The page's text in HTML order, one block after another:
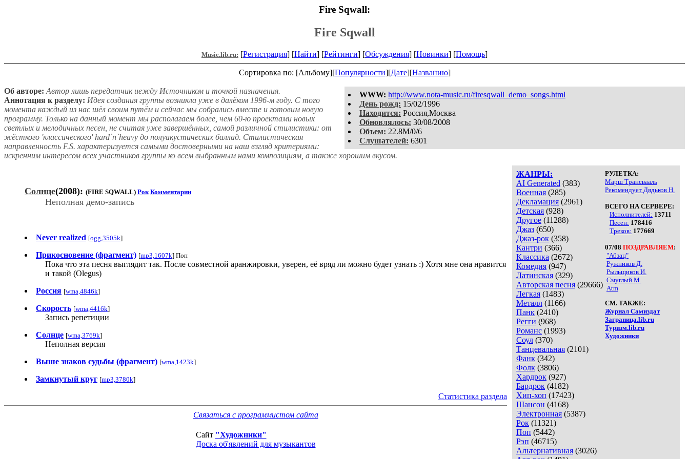
Fire Sqwall:
Fire Sqwall
Music.lib.ru: [Регистрация] [Найти] [Рейтинги] [Обсуждения] [Новинки] [Помощь]
Сортировка по: [Альбому][Популярности][Дате][Названию]
WWW: http://www.nota-music.ru/firesqwall_demo_songs.html
День рожд: 15/02/1996
Находится: Россия,Москва
Обновлялось: 30/08/2008
Объем: 22.8M/0/6
Слушателей: 6301
Об авторе: Автор лишь передатчик иежду Источником и точкой назначения.
Аннотация к разделу: Идея создания группы возникла уже в далёком 1996-м году. С того
момента каждый из нас шёл своим путём и сейчас мы собрались вместе и готовим новую
программу. Только на данный момент мы располагаем более, чем 60-ю проектами новых
светлых и мелодичных песен, не считая уже завершённых, самой различной стилистики: от
жёсткого 'классического' hard`n`heavy до полуакустических баллад. Стилистическая
направленность F.S. характеризуется самыми достоверными на наш взгляд критериями:
искренним интересом всех участников группы ко всем выбранным нами композициям, а также хорошим вкусом.
ЖАНРЫ:
AI Generated (383)
Военная (285)
Декламация (2961)
Детская (928)
Другое (11288)
Джаз (650)
Джаз-рок (358)
Кантри (366)
Классика (2672)
Комедия (947)
Латинская (329)
Авторская песня (29666)
Легкая (1483)
Металл (1166)
Панк (2410)
Регги (968)
Романс (1993)
Соул (370)
Танцевальная (2101)
Фанк (342)
Фолк (3806)
Хардрок (927)
Бардрок (4182)
Хип-хоп (17423)
Шансон (4168)
Электронная (5387)
Рок (11321)
Поп (5442)
Рэп (46715)
Альтернативная (3026)
РУЛЕТКА:
Марш Трансвааль
Рекомендует Дядьков Н.
ВСЕГО НА СЕРВЕРЕ:
Исполнителей: 13711
Песен: 178416
Треков: 177669
07/08 ПОЗДРАВЛЯЕМ:
"Абзац"
Ружников Д.
Рыльщиков И.
Смуглый М.
Atm
СМ. ТАКЖЕ:
Журнал Самиздат
Заграница.lib.ru
Туризм.lib.ru
Художники
Солнце(2008): (FIRE SQWALL) Рок Комментарии
Неполная демо-запись
Never realized [ogg,3505k]
Прикосновение (фрагмент) [mp3,1607k] Поп
Пока что эта песня выглядит так. После совместной аранжировки, уверен, её вряд ли можно будет узнать :) Хотя мне она нравится
и такой (Olegus)
Россия [wma,4846k]
Скорость [wma,4416k]
Запись репетиции
Солнце [wma,3769k]
Неполная версия
Выше знаков судьбы (фрагмент) [wma,1423k]
Замкнутый круг [mp3,3780k]
Статистика раздела
Связаться с программистом сайта
Сайт "Художники"
Доска об'явлений для музыкантов